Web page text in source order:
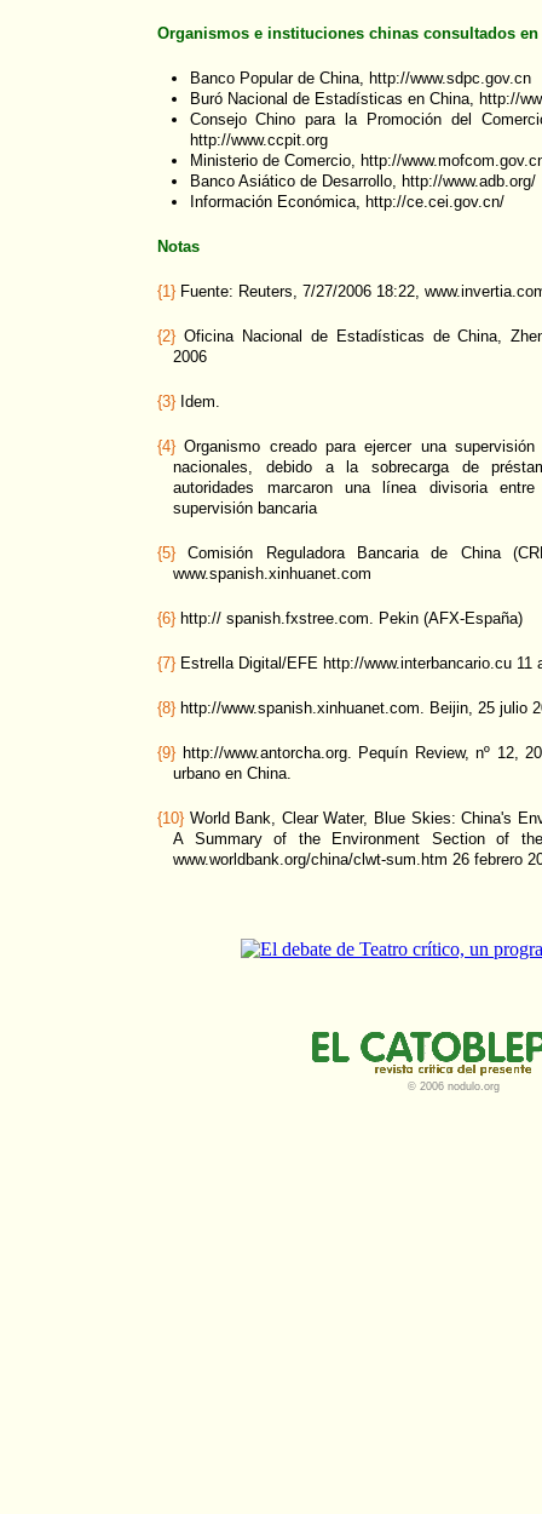
Organismos e instituciones chinas consultados
Banco Popular de China, http://www.sdpc.gov.cn
Buró Nacional de Estadísticas en China, http://
Consejo Chino para la Promoción del
http://www.ccpit.org
Ministerio de Comercio, http://
Banco Asiático de Desarrollo, http://www.adb.org/
Información Económica, http://ce.cei.gov.cn/
Notas
{1} Fuente: Reuters, 7/27/2006 18:22,
{2} Oficina Nacional de Estadísticas de China,
2006
{3} Idem.
{4} Organismo creado para ejercer una
nacionales, debido a la sobrecarga de
autoridades marcaron una línea divisoria
supervisión bancaria
{5} Comisión Reguladora Bancaria de China
www.spanish.xinhuanet.com
{6} http:// spanish.fxstree.com. Pekin (AFX-España)
{7} Estrella Digital/EFE http://www.interbancario.cu 11
{8} http://www.spanish.xinhuanet.com. Beijin, 25 julio
{9} http://www.antorcha.org. Pequín Review, nº 12,
urbano en China.
{10} World Bank, Clear Water, Blue Skies: China's
A Summary of the Environment Section of
www.worldbank.org/china/clwt-sum.htm 26 febrero
© 2006 nodulo.org